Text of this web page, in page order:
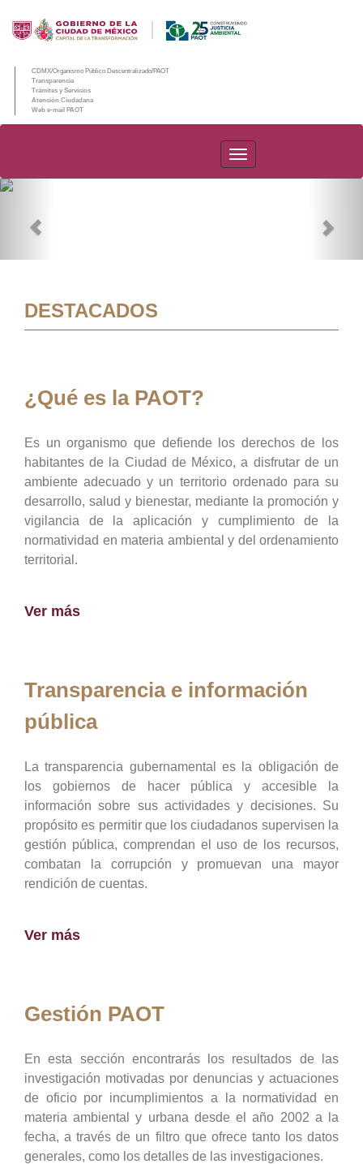
CDMX/Organismo Público Descentralizado/PAOT
Transparencia
Trámites y Servicios
Atención Ciudadana
Web e-mail PAOT
PAOT
DESTACADOS
¿Qué es la PAOT?
Es un organismo que defiende los derechos de los
habitantes de la Ciudad de México, a disfrutar de un
ambiente adecuado y un territorio ordenado para su
desarrollo, salud y bienestar, mediante la promoción y
vigilancia de la aplicación y cumplimiento de la
normatividad en materia ambiental y del ordenamiento
territorial.
Ver más
Transparencia e información
pública
La transparencia gubernamental es la obligación de
los gobiernos de hacer pública y accesible la
información sobre sus actividades y decisiones. Su
propósito es permitir que los ciudadanos supervisen la
gestión pública, comprendan el uso de los recursos,
combatan la corrupción y promuevan una mayor
rendición de cuentas.
Ver más
Gestión PAOT
En esta sección encontrarás los resultados de las
investigación motivadas por denuncias y actuaciones
de oficio por incumplimientos a la normatividad en
materia ambiental y urbana desde el año 2002 a la
fecha, a través de un filtro que ofrece tanto los datos
generales, como los detalles de las investigaciones.